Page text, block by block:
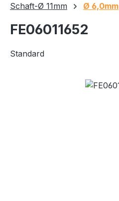
Schaft-Ø 11mm
Ø 6,0mm
FE06011652
Standard
Bildergalerie überspringen